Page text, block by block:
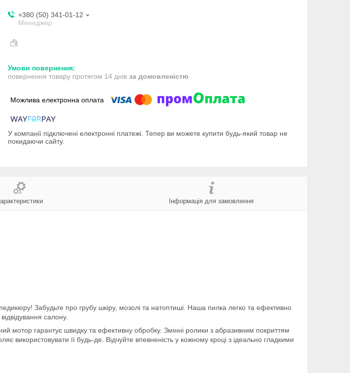
+380 (50) 341-01-12
Менеджер
повернення товару протягом 14 днів за домовленістю
У компанії підключені електронні платежі. Тепер ви можете купити будь-який товар не
покидаючи сайту.
Інформація для замовлення
Забудьте про грубу шкіру, мозолі та натоптиші. Наша пилка легко та ефективно
салону.
мотор гарантує швидку та ефективну обробку. Змінні ролики з абразивним покриттям
її будь-де. Відчуйте впевненість у кожному кроці з ідеально гладкими